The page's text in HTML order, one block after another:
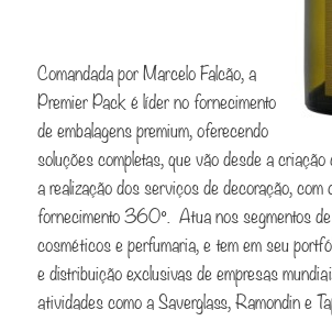
Comandada por Marcelo Falcão, a
Premier Pack é líder no fornecimento
de embalagens premium, oferecendo
soluções completas, que vão desde a criação
a realização dos serviços de decoração, com
fornecimento 360º. Atua nos segmentos de
cosméticos e perfumaria, e tem em seu
e distribuição exclusivas de empresas
atividades como a Saverglass, Ramondin e